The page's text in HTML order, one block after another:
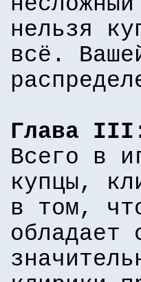
нельзя
всё.
Глава III:
Всего в
купцы,
в том,
обладает